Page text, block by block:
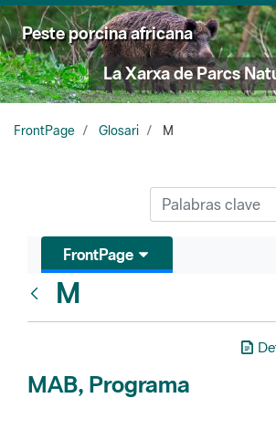
Peste porcina africana
La Xarxa de Parcs
FrontPage Glosari M
FrontPage
M
MAB, Programa